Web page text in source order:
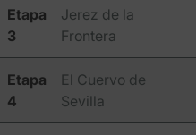
Etapa
3
Jerez de la
Frontera
Etapa
4
El Cuervo de
Sevilla